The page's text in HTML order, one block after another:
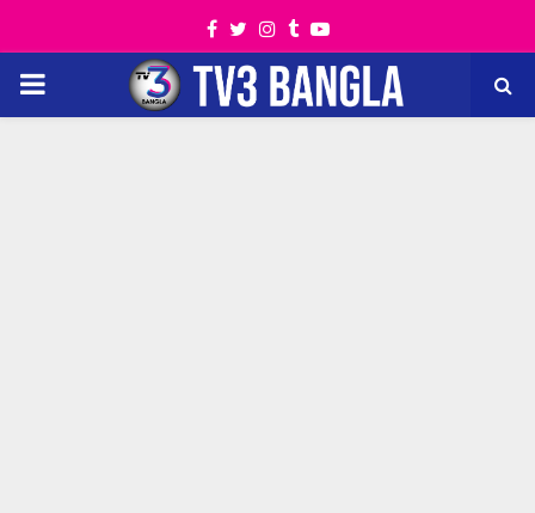
Facebook
TwitterInstagram
TumblrYoutube
PRIMARY